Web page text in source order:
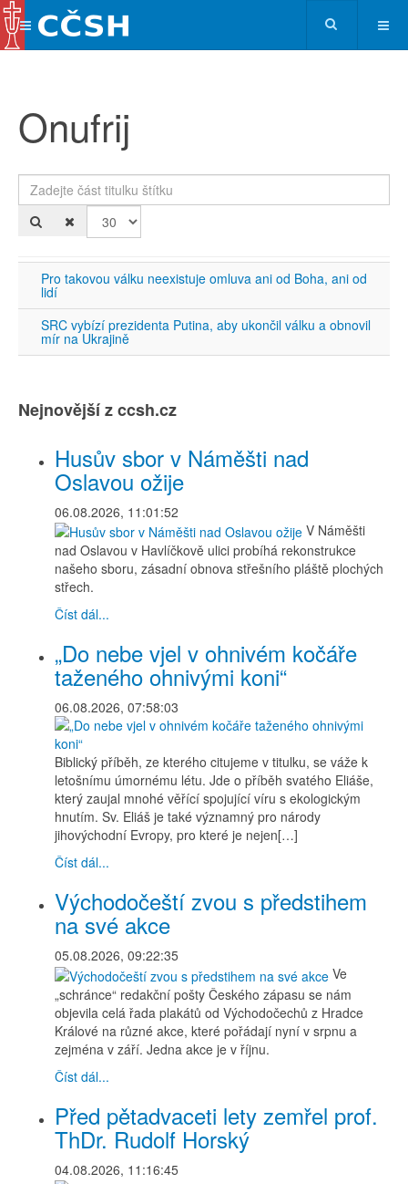
Onufrij
Zadejte část titulku štítku
Pro takovou válku neexistuje omluva ani od Boha, ani od
lidí
SRC vybízí prezidenta Putina, aby ukončil válku a obnovil
mír na Ukrajině
Nejnovější z ccsh.cz
Husův sbor v Náměšti nad
Oslavou ožije
06.08.2026, 11:01:52
V Náměšti
nad Oslavou v Havlíčkově ulici probíhá rekonstrukce
našeho sboru, zásadní obnova střešního pláště plochých
střech.
Číst dál...
„Do nebe vjel v ohnivém kočáře
taženého ohnivými koni“
06.08.2026, 07:58:03
Biblický příběh, ze kterého citujeme v titulku, se váže k
letošnímu úmornému létu. Jde o příběh svatého Eliáše,
který zaujal mnohé věřící spojující víru s ekologickým
hnutím. Sv. Eliáš je také významný pro národy
jihovýchodní Evropy, pro které je nejen[…]
Číst dál...
Východočeští zvou s předstihem
na své akce
05.08.2026, 09:22:35
Ve
„schránce“ redakční pošty Českého zápasu se nám
objevila celá řada plakátů od Východočechů z Hradce
Králové na různé akce, které pořádají nyní v srpnu a
zejména v září. Jedna akce je v říjnu.
Číst dál...
Před pětadvaceti lety zemřel prof.
ThDr. Rudolf Horský
04.08.2026, 11:16:45